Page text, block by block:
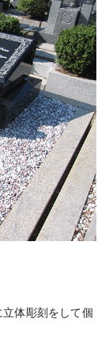
体彫刻をして個